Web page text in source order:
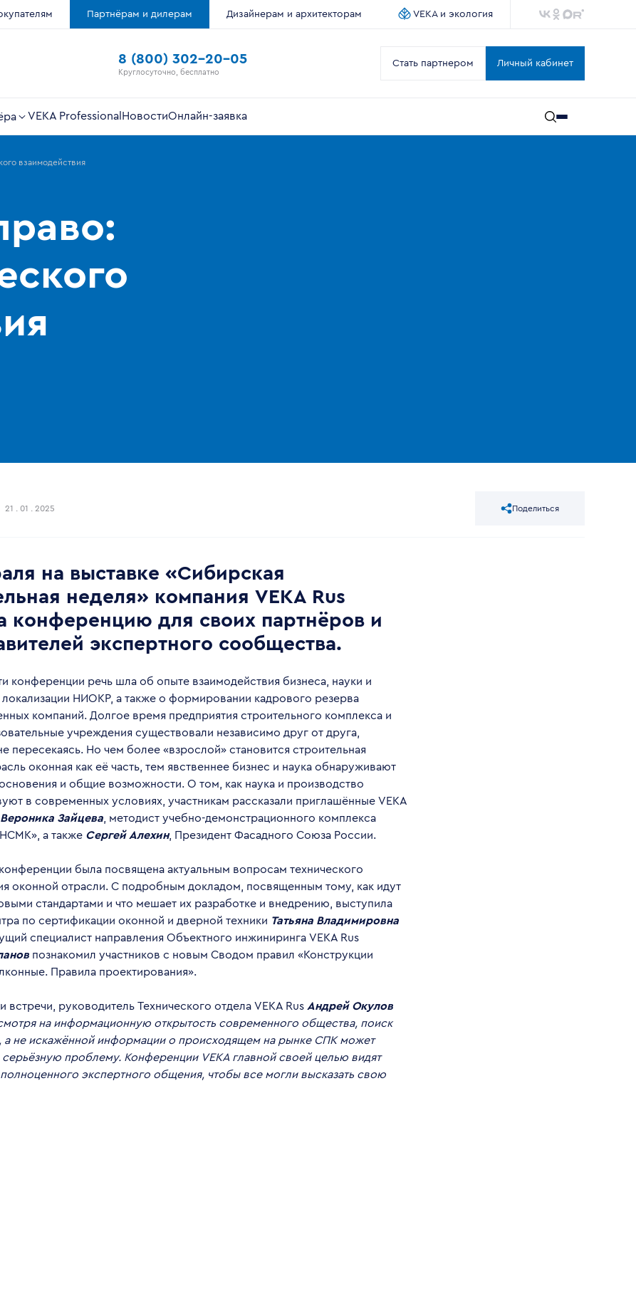
Партнёрам и дилерам Дизайнерам и архитекторам VEKA и экология
8 (800) 302-20-05
Круглосуточно, бесплатно
Стать партнером Личный кабинет
VEKA Professional НовостиОнлайн-заявка
взаимодействия
21 . 01 . 2025 Поделиться
на выставке «Сибирская
неделя» компания VEKA Rus
конференцию для своих партнёров и
экспертного сообщества.
конференции речь шла об опыте взаимодействия бизнеса, науки и
локализации НИОКР, а также о формировании кадрового резерва
компаний. Долгое время предприятия строительного комплекса и
учреждения существовали независимо друг от друга,
пересекаясь. Но чем более «взрослой» становится строительная
оконная как её часть, тем явственнее бизнес и наука обнаруживают
и общие возможности. О том, как наука и производство
в современных условиях, участникам рассказали приглашённые VEKA
Вероника Зайцева , методист учебно-демонстрационного комплекса
а также Сергей Алехин, Президент Фасадного Союза России.
конференции была посвящена актуальным вопросам технического
оконной отрасли. С подробным докладом, посвященным тому, как идут
стандартами и что мешает их разработке и внедрению, выступила
по сертификации оконной и дверной техники Татьяна Владимировна
специалист направления Объектного инжиниринга VEKA Rus
познакомил участников с новым Сводом правил «Конструкции
Правила проектирования».
встречи, руководитель Технического отдела VEKA Rus Андрей Окулов
на информационную открытость современного общества, поиск
а не искажённой информации о происходящем на рынке СПК может
серьёзную проблему. Конференции VEKA главной своей целью видят
экспертного общения, чтобы все могли высказать свою